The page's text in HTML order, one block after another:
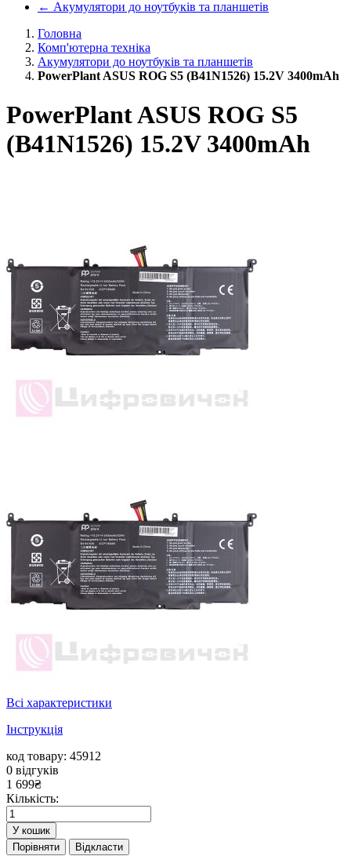
← Акумулятори до ноутбуків та планшетів
Головна
Комп'ютерна техніка
Акумулятори до ноутбуків та планшетів
PowerPlant ASUS ROG S5 (B41N1526) 15.2V 3400mAh
PowerPlant ASUS ROG S5
(B41N1526) 15.2V 3400mAh
Всі характеристики
Інструкція
код товару: 45912
0 відгуків
1 699₴
Кількість:
У кошик
Порівняти
Відкласти